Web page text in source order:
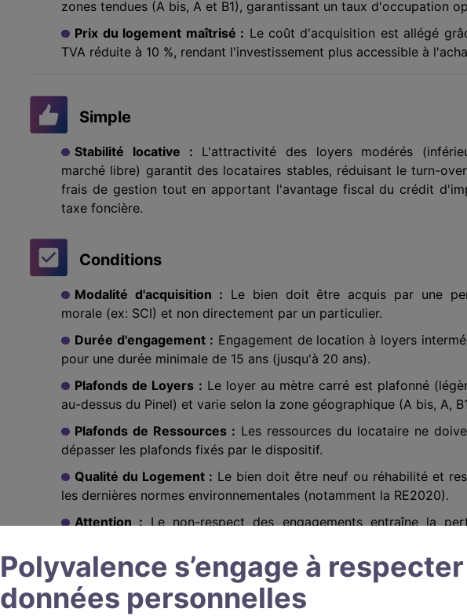
Polyvalence s’engage à
données personnelles
zones tendues (A bis, A et B1), garantissant un taux d'occupation
Prix du logement maîtrisé : Le coût d'acquisition est allégé
TVA réduite à 10 %, rendant l'investissement plus accessible à
Simple
Stabilité locative : L'attractivité des loyers modérés
marché libre) garantit des locataires stables, réduisant le turn-
frais de gestion tout en apportant l'avantage fiscal du crédit
taxe foncière.
Conditions
Modalité d'acquisition : Le bien doit être acquis par une
morale (ex: SCI) et non directement par un particulier.
Durée d'engagement : Engagement de location à loyers
pour une durée minimale de 15 ans (jusqu'à 20 ans).
Plafonds de Loyers : Le loyer au mètre carré est plafonné
au-dessus du Pinel) et varie selon la zone géographique (A bis, A,
Plafonds de Ressources : Les ressources du locataire ne
dépasser les plafonds fixés par le dispositif.
Qualité du Logement : Le bien doit être neuf ou réhabilité et
les dernières normes environnementales (notamment la RE2020).
Attention :Le non-respect des engagements entraîne la
Mise en œuvre